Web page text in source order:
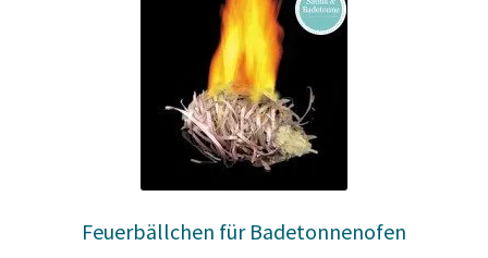
Feuerbällchen für Badetonnenofen